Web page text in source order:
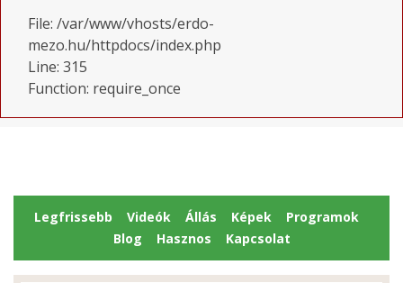
File: /var/www/vhosts/erdo-
mezo.hu/httpdocs/index.php
Line: 315
Function: require_once
Legfrissebb Videók Állás Képek
Programok
Blog
Hasznos Kapcsolat